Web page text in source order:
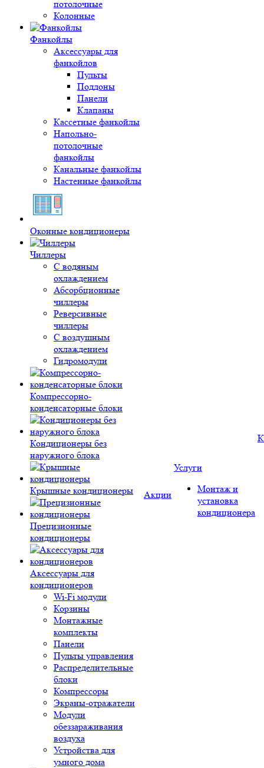
потолочные
Колонные
Фанкойлы
Аксессуары для
фанкойлов
Пульты
Поддоны
Панели
Клапаны
Кассетные фанкойлы
Напольно-
потолочные
фанкойлы
Канальные фанкойлы
Настенные фанкойлы
Оконные кондиционеры
Чиллеры
С водяным
охлаждением
Абсорбционные
чиллеры
Реверсивные
чиллеры
С воздушным
охлаждением
Гидромодули
Компрессорно-
конденсаторные блоки
Кондиционеры без
наружного блока
Крышные кондиционеры
Прецизионные
кондиционеры
Аксессуары для
кондиционеров
Wi-Fi модули
Корзины
Монтажные
комплекты
Панели
Пульты управления
Распределительные
блоки
Компрессоры
Экраны-отражатели
Модули
обеззараживания
воздуха
Устройства для
умного дома
Акции
Услуги
Монтаж и
установка
кондиционера